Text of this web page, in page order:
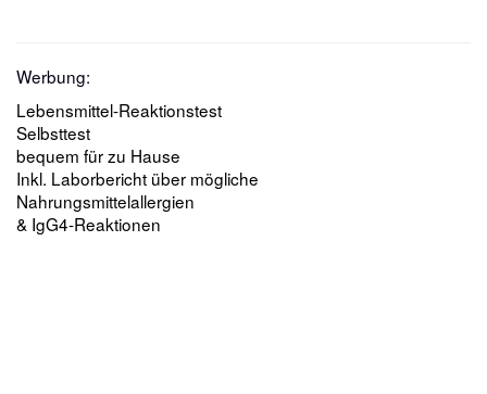
Werbung:
Lebensmittel-Reaktionstest
Selbsttest
bequem für zu Hause
Inkl. Laborbericht über mögliche
Nahrungsmittelallergien
& IgG4-Reaktionen